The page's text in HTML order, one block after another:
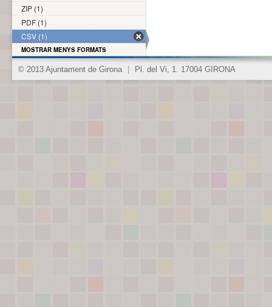
ZIP (1)
PDF (1)
CSV (1)
MOSTRAR MENYS FORMATS
© 2013 Ajuntament de Girona Pl. del Vi, 1. 17004 GIRONA